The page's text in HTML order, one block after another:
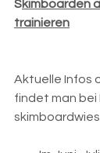
Skimboarden
trainieren
Aktuelle Infos
findet man bei